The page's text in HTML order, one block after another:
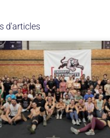
d'articles